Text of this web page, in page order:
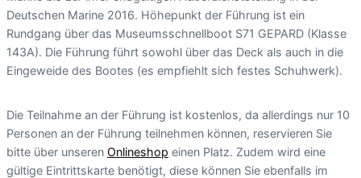
Deutschen Marine 2016. Höhepunkt der Führung ist ein
Rundgang über das Museumsschnellboot S71 GEPARD (Klasse
143A). Die Führung führt sowohl über das Deck als auch in die
Eingeweide des Bootes (es empfiehlt sich festes Schuhwerk).
Die Teilnahme an der Führung ist kostenlos, da allerdings nur 10
Personen an der Führung teilnehmen können, reservieren Sie
bitte über unseren Onlineshop einen Platz. Zudem wird eine
gültige Eintrittskarte benötigt, diese können Sie ebenfalls im